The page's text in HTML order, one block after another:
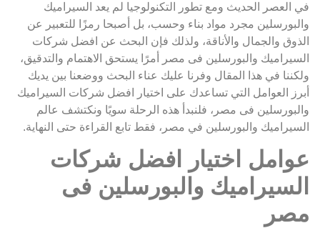
في العصر الحديث ومع تطور التكنولوجيا لم يعد السيراميك
والبورسلين مجرد مواد بناء وحسب، بل أصبحا رمزًا للتعبير عن
الذوق والجمال والأناقة، ولذلك فإن البحث عن افضل شركات
السيراميك والبورسلين فى مصر أمرًا يستحق الاهتمام والتدقيق،
ولكننا في هذا المقال وفرنا عليك عناء البحث ووضعنا بين يديك
أبرز العوامل التي تساعدك على اختيار افضل شركات السيراميك
والبورسلين فى مصر، فلنبدأ هذه الرحلة سويًا ونكتشف عالم
السيراميك والبورسلين في مصر، فقط تابع القراءة حتى النهاية.
عوامل اختيار افضل شركات
السيراميك والبورسلين فى
مصر